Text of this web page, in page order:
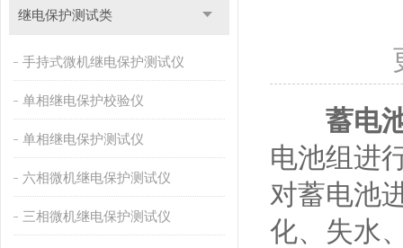
继电保护测试类
手持式微机继电保护测试仪
单相继电保护校验仪
单相继电保护测试仪
六相微机继电保护测试仪
三相微机继电保护测试仪
蓄电
电池组进
对蓄电池
化、失水